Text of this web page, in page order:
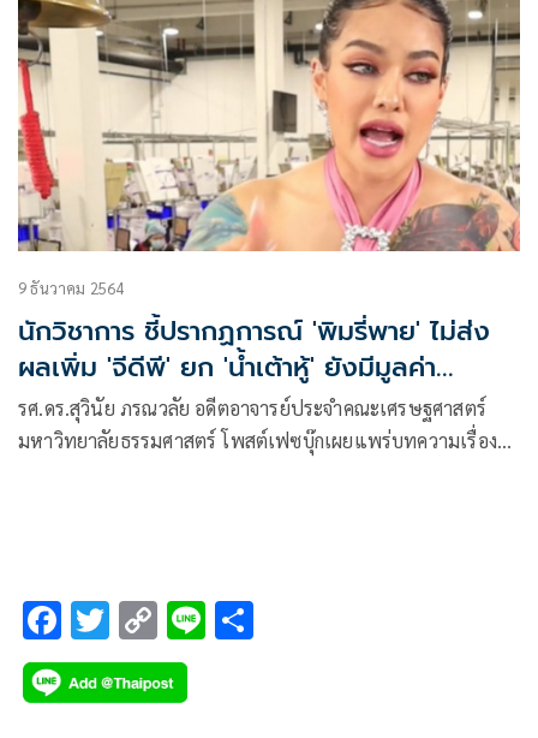
ถือยาวเกิน 1 ปี” ที่แตกต่างกัน
9 ธันวาคม 2564
นักวิชาการ ชี้ปรากฏการณ์ 'พิมรี่พาย' ไม่ส่ง
ผลเพิ่ม 'จีดีพี' ยก 'น้ำเต้าหู้' ยังมีมูลค่า
มากกว่า
รศ.ดร.สุวินัย ภรณวลัย อดีตอาจารย์ประจำคณะเศรษฐศาสตร์
มหาวิทยาลัยธรรมศาสตร์ โพสต์เฟซบุ๊กเผยแพร่บทความเรื่อง
F
ac
e
T
wi
tt
C
o
p
Li